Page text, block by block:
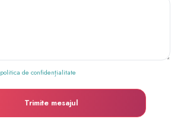
politica de confidențialitate
Trimite mesajul